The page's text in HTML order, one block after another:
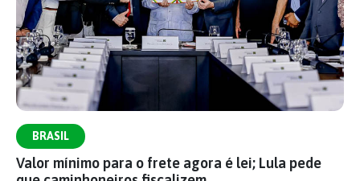
BRASIL
Valor mínimo para o frete agora é lei; Lula pede